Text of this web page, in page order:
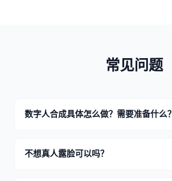
常见问题
数字人合成具体怎么做？需要准备什么？
不想真人露脸可以吗？